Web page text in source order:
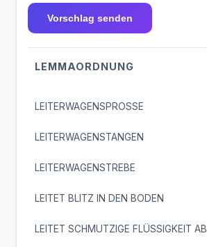
Vorschlag senden
LEMMAORDNUNG
LEITERWAGENSPROSSE
LEITERWAGENSTANGEN
LEITERWAGENSTREBE
LEITET BLITZ IN DEN BODEN
LEITET SCHMUTZIGE FLÜSSIGKEIT AB